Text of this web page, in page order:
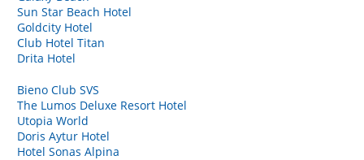
Sun Star Beach Hotel
Goldcity Hotel
Club Hotel Titan
Drita Hotel
Bieno Club SVS
The Lumos Deluxe Resort Hotel
Utopia World
Doris Aytur Hotel
Hotel Sonas Alpina